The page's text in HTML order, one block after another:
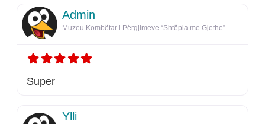
Admin
Muzeu Kombëtar i Përgjimeve “Shtëpia me Gjethe”
Super
Ylli